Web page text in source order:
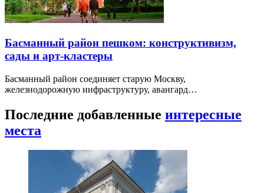
Басманный район пешком: конструктивизм,
сады и арт-кластеры
Басманный район соединяет старую Москву,
железнодорожную инфраструктуру, авангард…
Последние добавленные интересные
места